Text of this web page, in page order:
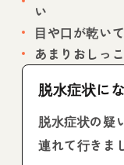
い
目や口が乾い
あまりおしっ
脱水症状に
脱水症状の疑
連れて行きま